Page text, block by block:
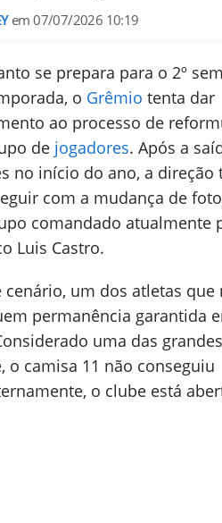
em07/07/2026 10:19
se prepara para o 2º
o Grêmio tenta dar
ao processo de
de jogadores. Após a
no início do ano, a direção
com a mudança de
comandado atualmente
Luis Castro.
cenário, um dos atletas que
permanência garantida
uma das grandes
o camisa 11 não conseguiu
o clube está